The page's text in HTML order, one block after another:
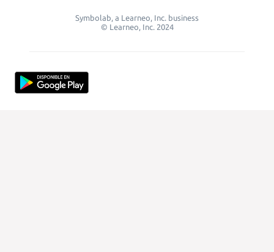
Symbolab, a Learneo, Inc. business
© Learneo, Inc. 2024